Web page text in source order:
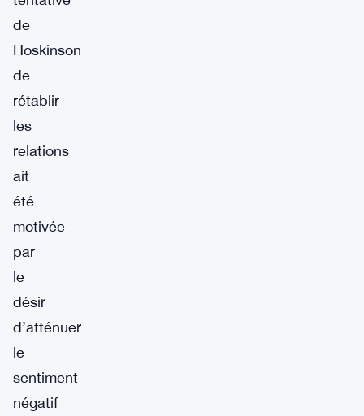
de
Hoskinson
de
rétablir
les
relations
ait
été
motivée
par
le
désir
d’atténuer
le
sentiment
négatif